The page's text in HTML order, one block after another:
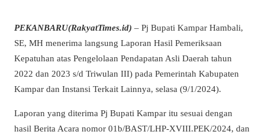
PEKANBARU(RakyatTimes.id) – Pj Bupati Kampar Hambali,
SE, MH menerima langsung Laporan Hasil Pemeriksaan
Kepatuhan atas Pengelolaan Pendapatan Asli Daerah tahun
2022 dan 2023 s/d Triwulan III) pada Pemerintah Kabupaten
Kampar dan Instansi Terkait Lainnya, selasa (9/1/2024).
Laporan yang diterima Pj Bupati Kampar itu sesuai dengan
hasil Berita Acara nomor 01b/BAST/LHP-XVIII.PEK/2024, dan